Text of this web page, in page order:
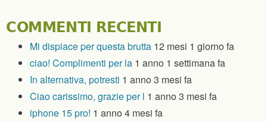
COMMENTI RECENTI
Mi dispiace per questa brutta 12 mesi 1 giorno fa
ciao! Complimenti per la 1 anno 1 settimana fa
In alternativa, potresti 1 anno 3 mesi fa
Ciao carissimo, grazie per l 1 anno 3 mesi fa
iphone 15 pro! 1 anno 4 mesi fa